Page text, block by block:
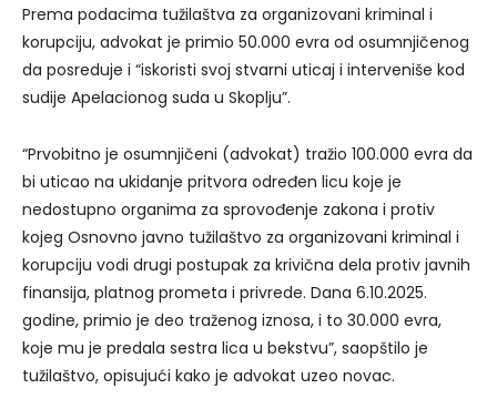
Prema podacima tužilaštva za organizovani kriminal i
korupciju, advokat je primio 50.000 evra od osumnjičenog
da posreduje i “iskoristi svoj stvarni uticaj i interveniše kod
sudije Apelacionog suda u Skoplju”.
“Prvobitno je osumnjičeni (advokat) tražio 100.000 evra da
bi uticao na ukidanje pritvora određen licu koje je
nedostupno organima za sprovođenje zakona i protiv
kojeg Osnovno javno tužilaštvo za organizovani kriminal i
korupciju vodi drugi postupak za krivična dela protiv javnih
finansija, platnog prometa i privrede. Dana 6.10.2025.
godine, primio je deo traženog iznosa, i to 30.000 evra,
koje mu je predala sestra lica u bekstvu”, saopštilo je
tužilaštvo, opisujući kako je advokat uzeo novac.